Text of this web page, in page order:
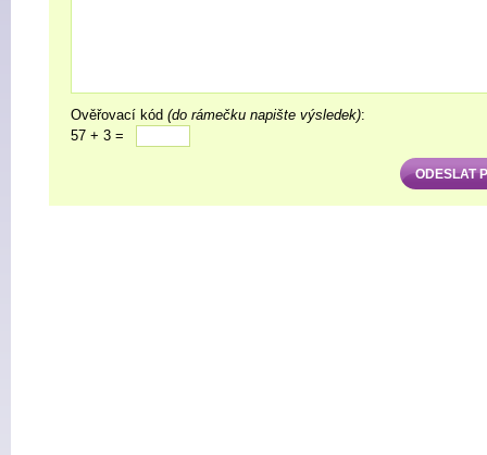
Ověřovací kód (do rámečku napište výsledek):
57 + 3 =